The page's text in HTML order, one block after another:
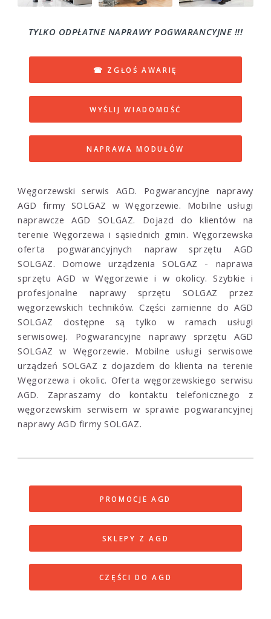
TYLKO ODPŁATNE NAPRAWY POGWARANCYJNE !!!
☎ ZGŁOŚ AWARIĘ
WYŚLIJ WIADOMOŚĆ
NAPRAWA MODUŁÓW
Węgorzewski serwis AGD. Pogwarancyjne naprawy
AGD firmy SOLGAZ w Węgorzewie. Mobilne usługi
naprawcze AGD SOLGAZ. Dojazd do klientów na
terenie Węgorzewa i sąsiednich gmin. Węgorzewska
oferta pogwarancyjnych napraw sprzętu AGD
SOLGAZ. Domowe urządzenia SOLGAZ - naprawa
sprzętu AGD w Węgorzewie i w okolicy. Szybkie i
profesjonalne naprawy sprzętu SOLGAZ przez
węgorzewskich techników. Części zamienne do AGD
SOLGAZ dostępne są tylko w ramach usługi
serwisowej. Pogwarancyjne naprawy sprzętu AGD
SOLGAZ w Węgorzewie. Mobilne usługi serwisowe
urządzeń SOLGAZ z dojazdem do klienta na terenie
Węgorzewa i okolic. Oferta węgorzewskiego serwisu
AGD. Zapraszamy do kontaktu telefonicznego z
węgorzewskim serwisem w sprawie pogwarancyjnej
naprawy AGD firmy SOLGAZ.
PROMOCJE AGD
SKLEPY Z AGD
CZĘŚCI DO AGD